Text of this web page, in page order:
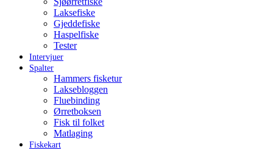
Laksefiske
Gjeddefiske
Haspelfiske
Tester
Intervjuer
Spalter
Hammers fisketur
Laksebloggen
Fluebinding
Ørretboksen
Fisk til folket
Matlaging
Fiskekart